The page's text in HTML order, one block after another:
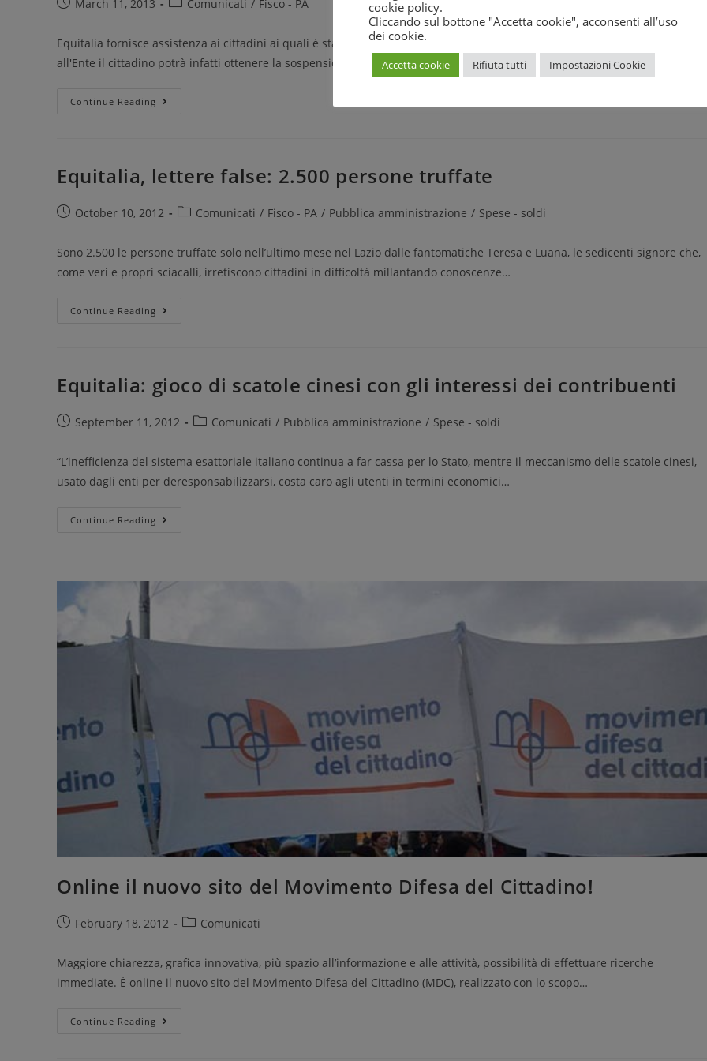
March 11, 2013 Comunicati / Fisco - PA
Equitalia fornisce assistenza ai cittadini ai quali è stata notificata erroneamente una cartella di pagamento. Rivolgendosi
all'Ente il cittadino potrà infatti ottenere la sospensione della riscossione e ottenere una risposta…
Continue Reading
Equitalia, lettere false: 2.500 persone truffate
October 10, 2012 Comunicati / Fisco - PA / Pubblica amministrazione / Spese - soldi
Sono 2.500 le persone truffate solo nell’ultimo mese nel Lazio dalle fantomatiche Teresa e Luana, le sedicenti signore che,
come veri e propri sciacalli, irretiscono cittadini in difficoltà millantando conoscenze…
Continue Reading
Equitalia: gioco di scatole cinesi con gli interessi dei contribuenti
September 11, 2012 Comunicati / Pubblica amministrazione / Spese - soldi
“L’inefficienza del sistema esattoriale italiano continua a far cassa per lo Stato, mentre il meccanismo delle scatole cinesi,
usato dagli enti per deresponsabilizzarsi, costa caro agli utenti in termini economici…
Continue Reading
Online il nuovo sito del Movimento Difesa del Cittadino!
February 18, 2012 Comunicati
Maggiore chiarezza, grafica innovativa, più spazio all’informazione e alle attività, possibilità di effettuare ricerche
immediate. È online il nuovo sito del Movimento Difesa del Cittadino (MDC), realizzato con lo scopo…
Continue Reading
cookie policy.
Cliccando sul bottone "Accetta cookie", acconsenti all’uso
dei cookie.
Accetta cookie Rifiuta tutti Impostazioni Cookie